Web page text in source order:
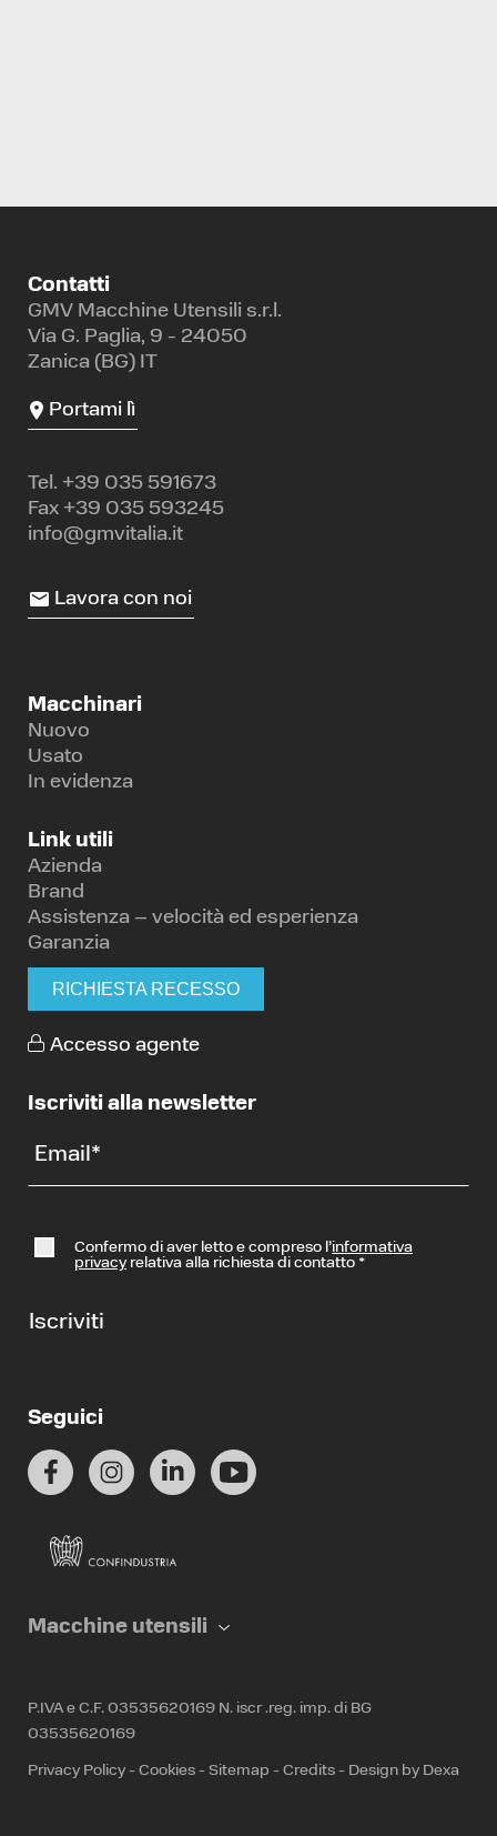
Contatti
GMV Macchine Utensili s.r.l.
Via G. Paglia, 9 - 24050
Zanica (BG) IT
Portami lì
Tel. +39 035 591673
Fax +39 035 593245
info@gmvitalia.it
Lavora con noi
Macchinari
Nuovo
Usato
In evidenza
Link utili
Azienda
Brand
Assistenza – velocità ed esperienza
Garanzia
RICHIESTA RECESSO
Accesso agente
Iscriviti alla newsletter
Email *
Confermo di aver letto e compreso l’informativa
privacyrelativa alla richiesta di contatto *
Iscriviti
Seguici
Macchine utensili
P.IVA e C.F. 03535620169 N. iscr .reg. imp. di BG
03535620169
Privacy Policy - Cookies - Sitemap - Credits - Design by Dexa